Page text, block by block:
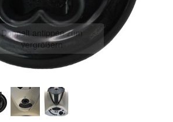
Doppelt antippen zum
vergrößern